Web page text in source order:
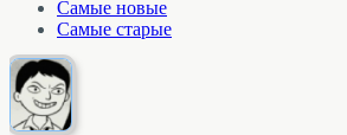
Самые новые
Самые старые